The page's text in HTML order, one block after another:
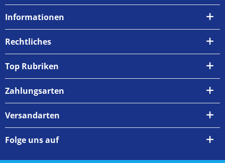
Informationen
Über uns
Zahlungsarten
Versand & Abholung
Newsletter
Rückgabe & Umtausch
Rechtliches
AGB
Widerrufsrecht
Top Rubriken
Zahlungsarten
Versandarten
Folge uns auf